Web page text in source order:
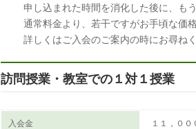
申し込まれた時間を消化した後に、もう
通常料金より、若干ですがお手頃な価格
詳しくはご入会のご案内の時にお尋ねく
訪問授業・教室での１対１授業
入会金 １１，００